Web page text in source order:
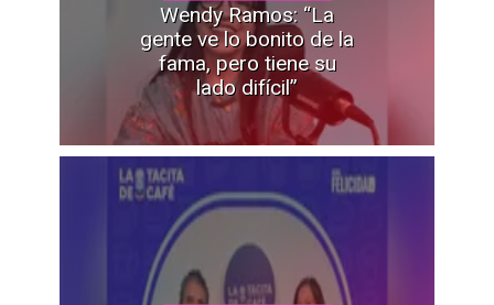
Wendy Ramos: “La
gente ve lo bonito de la
fama, pero tiene su
lado difícil”